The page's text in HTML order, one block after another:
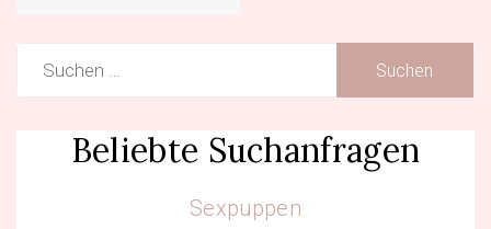
nach:
Beliebte Suchanfragen
Sexpuppen